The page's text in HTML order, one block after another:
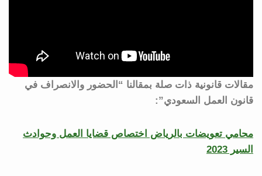
مقالات قانونية ذات صلة بمقالنا “الحضور والانصراف في
قانون العمل السعودي”:
محامي تعويضات بالرياض اختصاص قضايا العمل وحوادث
السير 2023